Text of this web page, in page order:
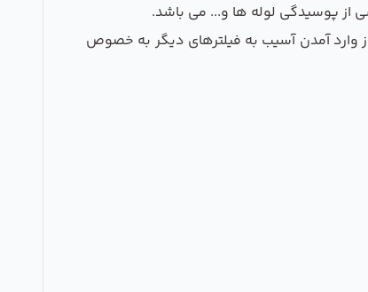
از پوسیدگی لوله ها و... می باشد.
از وارد آمدن آسیب به فیلترهای دیگر به خصوص